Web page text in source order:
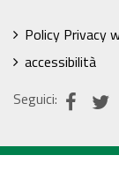
Policy Privacy
accessibilità
Seguici: